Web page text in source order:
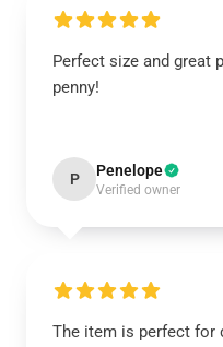
Perfect size and great
penny!
P Penelope
Verified owner
The item is perfect for